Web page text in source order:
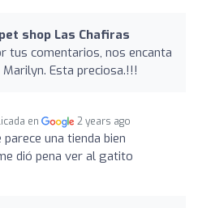
shop Las Chafiras
tus comentarios, nos encanta
Esta preciosa.!!!
en 2 years ago
parece una tienda bien
dió pena ver al gatito